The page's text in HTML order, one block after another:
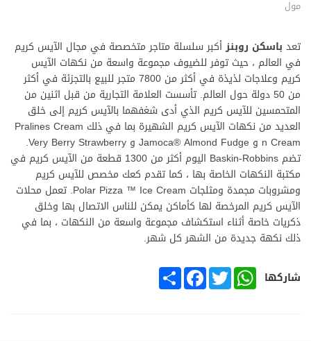
مول
تعد باسكن روبنزأكبر سلسلة متاجر متخصصة في مجال الآيس كريم
في العالم ، حيث توفر للضيوف مجموعة واسعة من نكهات الآيس
كريم وعلاجات لذيذة في أكثر من 7800 متجر للبيع بالتجزئة في أكثر
من 50 دولة حول العالم. تأسست العلامة التجارية من قبل اثنين من
المتحمسين للآيس كريم الذي أدى شغفهما بالآيس كريم إلى خلق
العديد من نكهات الآيس كريم الشهيرة بما في ذلك Pralines Cream
n Cream و Jamoca® Almond Fudge و Very Berry Strawberry.
تضم Baskin-Robbins اليوم أكثر من 1300 قطعة من الآيس كريم في
مكتبة النكهات الخاصة بها ، كما تقدم كعك مخصص للآيس كريم
ومشروبات مجمدة ومثلجات Polar Pizza ™ Ice Cream. تعمل محلات
الآيس كريم المرخصة لها كأماكن يمكن للناس الاتصال بها وخلق
ذكريات خاصة أثناء استكشاف مجموعة واسعة من النكهات ، بما في
ذلك نكهة جديدة من الشهر كل شهر.
شاركها SHARE
FACEBOOKTWITTER
WHATSAPP